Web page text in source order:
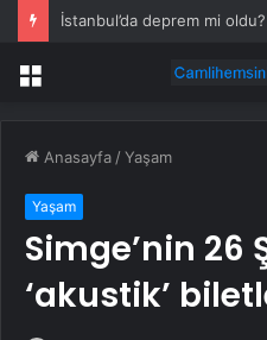
Menü
Anasayfa /Yaşam
Yaşam
Simge’nin 26
‘akustik’